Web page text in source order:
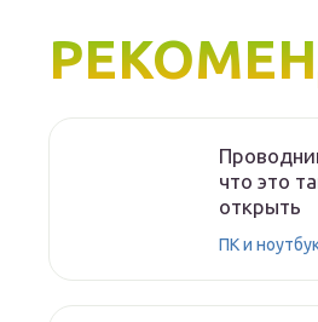
что это
открыть
ПК и